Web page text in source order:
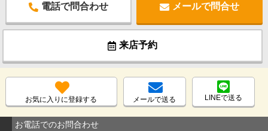
電話で問合わせ メールで問合せ
来店予約
お気に入りに登録する メールで送る LINEで送る
お電話でのお問合わせ